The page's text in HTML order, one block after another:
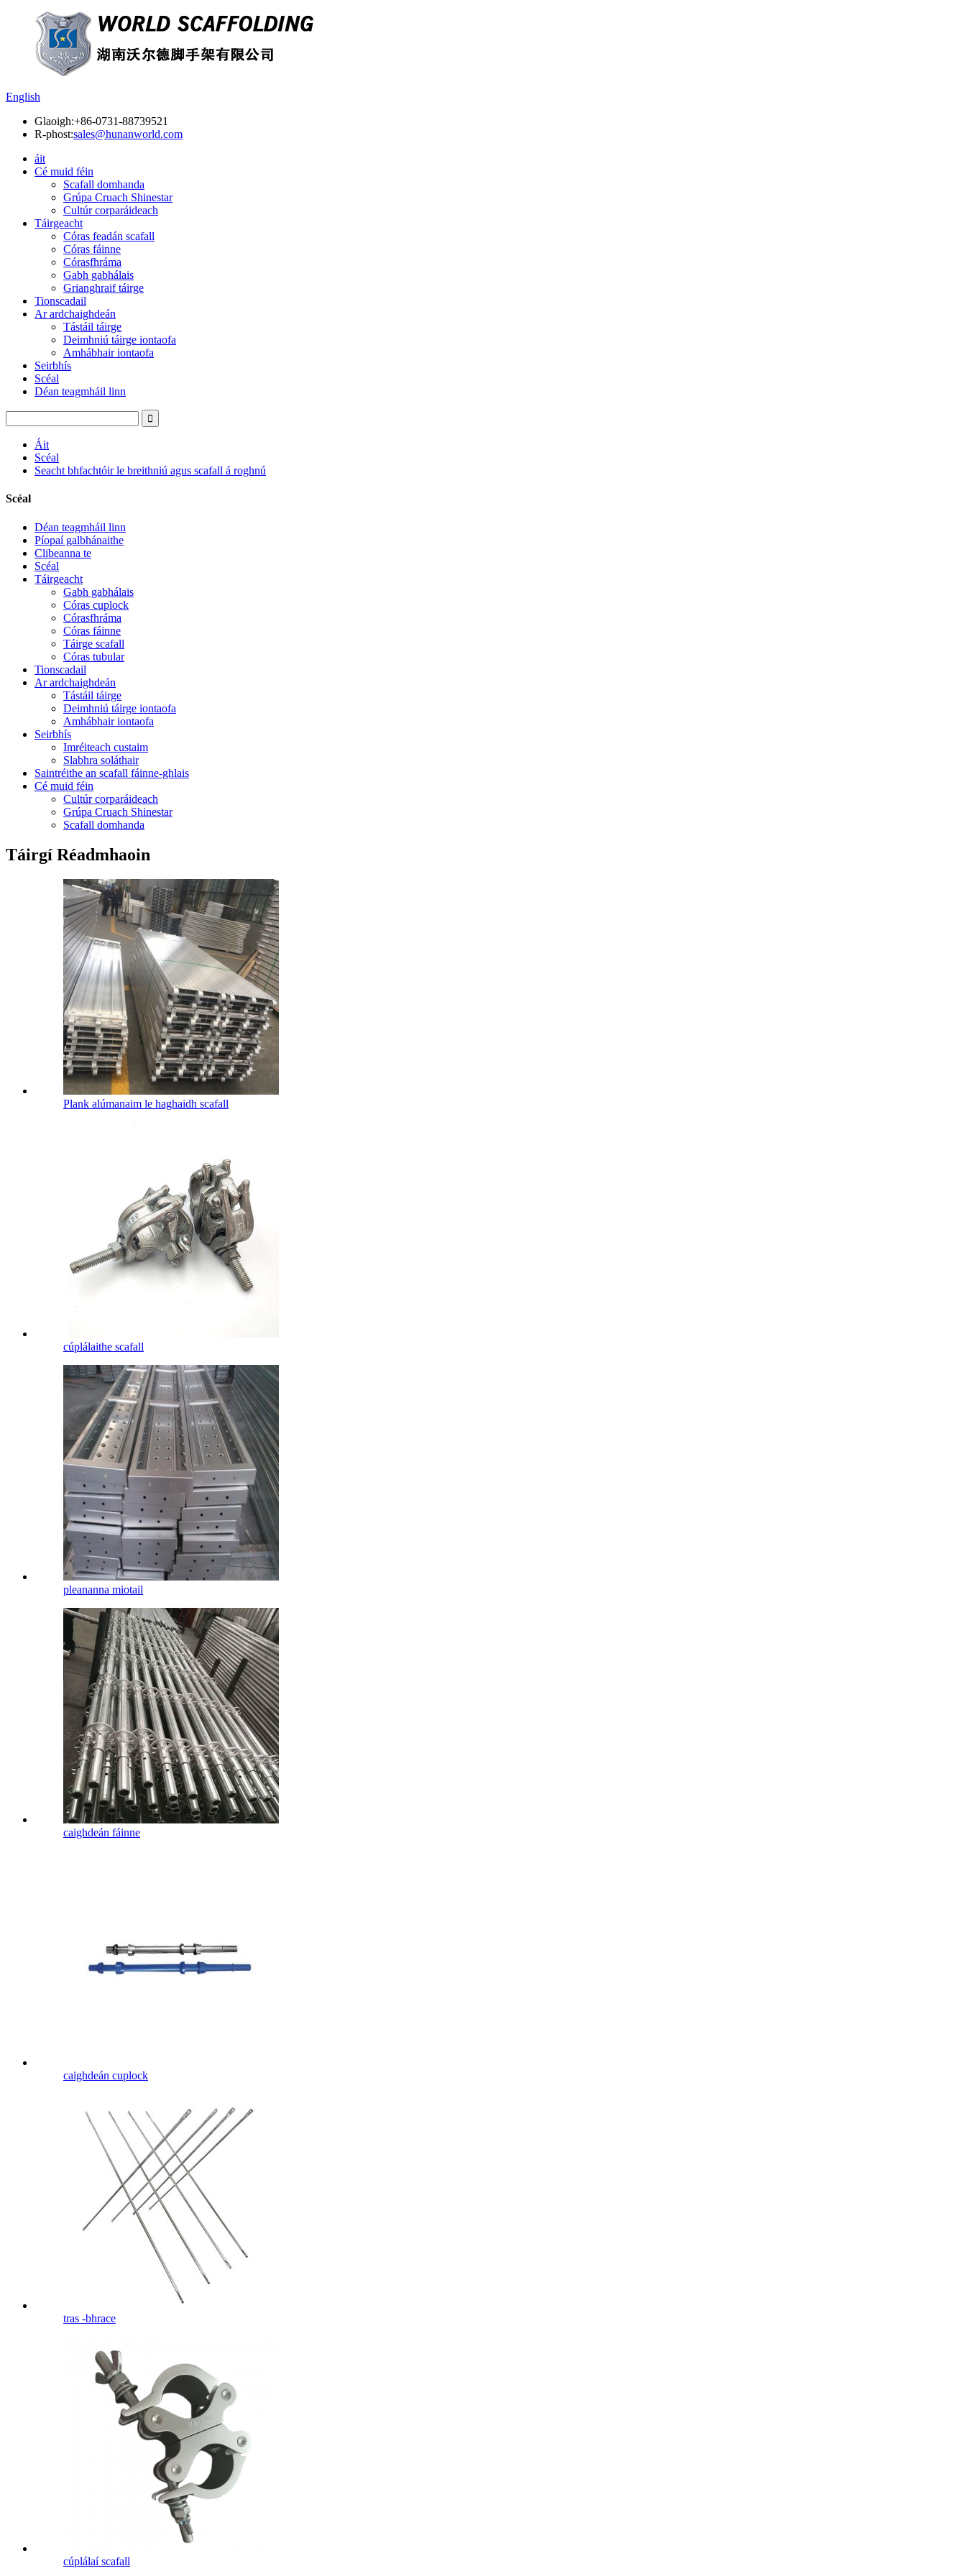
English
Glaoigh:+86-0731-88739521
R-phost:sales@hunanworld.com
áit
Cé muid féin
Scafall domhanda
Grúpa Cruach Shinestar
Cultúr corparáideach
Táirgeacht
Córas feadán scafall
Córas fáinne
Córasfhráma
Gabh gabhálais
Grianghraif táirge
Tionscadail
Ar ardchaighdeán
Tástáil táirge
Deimhniú táirge iontaofa
Amhábhair iontaofa
Seirbhís
Scéal
Déan teagmháil linn
Áit
Scéal
Seacht bhfachtóir le breithniú agus scafall á roghnú
Scéal
Déan teagmháil linn
Píopaí galbhánaithe
Clibeanna te
Scéal
Táirgeacht
Gabh gabhálais
Córas cuplock
Córasfhráma
Córas fáinne
Táirge scafall
Córas tubular
Tionscadail
Ar ardchaighdeán
Tástáil táirge
Deimhniú táirge iontaofa
Amhábhair iontaofa
Seirbhís
Imréiteach custaim
Slabhra soláthair
Saintréithe an scafall fáinne-ghlais
Cé muid féin
Cultúr corparáideach
Grúpa Cruach Shinestar
Scafall domhanda
Táirgí Réadmhaoin
Plank alúmanaim le haghaidh scafall
cúplálaithe scafall
pleananna miotail
caighdeán fáinne
caighdeán cuplock
tras -bhrace
cúplálaí scafall